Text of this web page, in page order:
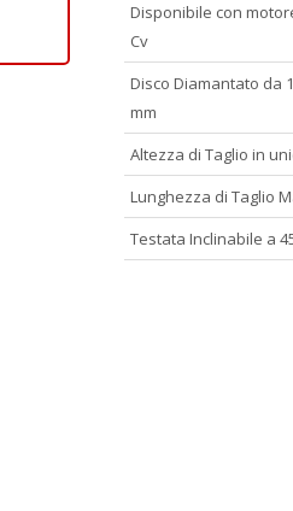
Disponibile con
Cv
Disco Diamantato da
mm
Altezza di Taglio in
Lunghezza di Taglio
Testata Inclinabile a